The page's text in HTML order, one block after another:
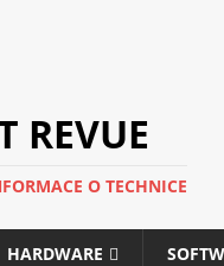
REVUE
O TECHNICE
HARDWARE